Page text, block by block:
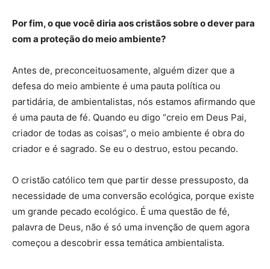
Por fim, o que você diria aos cristãos sobre o dever para
com a proteção do meio ambiente?
Antes de, preconceituosamente, alguém dizer que a
defesa do meio ambiente é uma pauta política ou
partidária, de ambientalistas, nós estamos afirmando que
é uma pauta de fé. Quando eu digo “creio em Deus Pai,
criador de todas as coisas”, o meio ambiente é obra do
criador e é sagrado. Se eu o destruo, estou pecando.
O cristão católico tem que partir desse pressuposto, da
necessidade de uma conversão ecológica, porque existe
um grande pecado ecológico. É uma questão de fé,
palavra de Deus, não é só uma invenção de quem agora
começou a descobrir essa temática ambientalista.